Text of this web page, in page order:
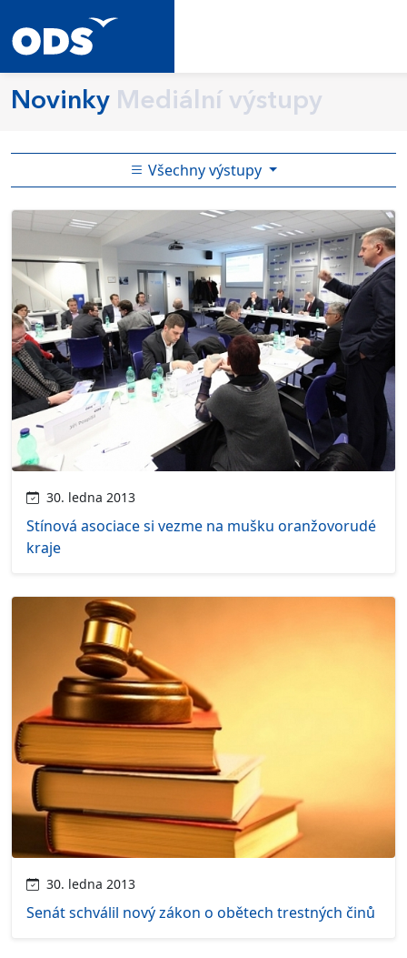
Novinky Mediální výstupy
Všechny výstupy
30. ledna 2013
Stínová asociace si vezme na mušku oranžovorudé
kraje
30. ledna 2013
Senát schválil nový zákon o obětech trestných činů